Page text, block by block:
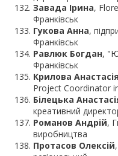
Завада Ірина,
Франківськ
Гукова Анна,
Франківськ
Равлюк Богдан,
Франківськ
Крилова Анастасія
Project Coordinator
Білецька
креативний
Романов Андрій,
виробництва
Протасов Олексій